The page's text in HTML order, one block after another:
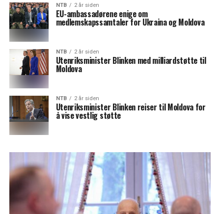
NTB 2 år siden
EU-ambassadørene enige om
medlemskapssamtaler for Ukraina og Moldova
NTB 2 år siden
Utenriksminister Blinken med milliardstøtte til
Moldova
NTB 2 år siden
Utenriksminister Blinken reiser til Moldova for
å vise vestlig støtte